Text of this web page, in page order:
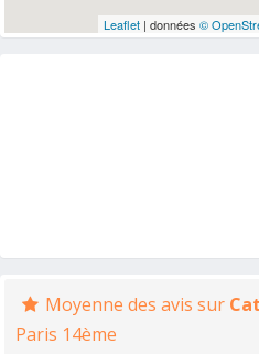
Leaflet| données ©
Moyenne des avis sur
Paris 14ème